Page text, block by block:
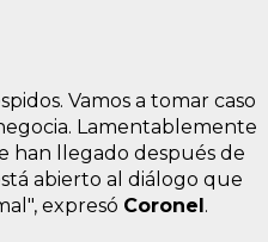
Vamos a tomar caso
Lamentablemente
han llegado después de
abierto al diálogo que
expresó Coronel.